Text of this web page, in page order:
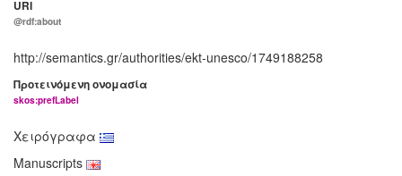
URI
@rdf:about
http://semantics.gr/authorities/ekt-unesco/1749188258
Προτεινόμενη ονομασία
skos:prefLabel
Χειρόγραφα
Manuscripts